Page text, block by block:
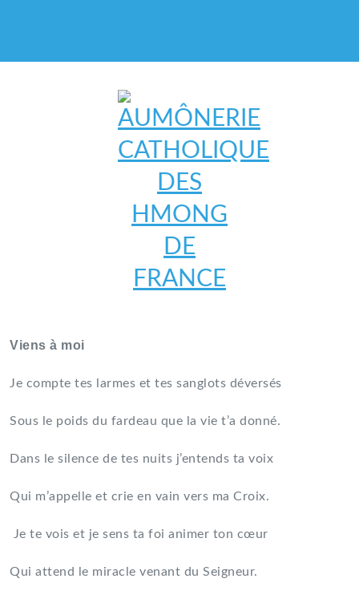
DES HMONG DE FRANCE
Viens à moi
Je compte tes larmes et tes sanglots déversés
Sous le poids du fardeau que la vie t’a donné.
Dans le silence de tes nuits j’entends ta voix
Qui m’appelle et crie en vain vers ma Croix.
Je te vois et je sens ta foi animer ton cœur
Qui attend le miracle venant du Seigneur.